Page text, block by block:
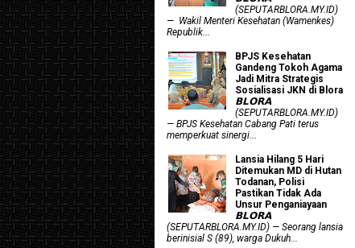
(SEPUTARBLORA.MY.ID)
— Wakil Menteri Kesehatan (Wamenkes)
Republik...
BPJS Kesehatan
Gandeng Tokoh Agama
Jadi Mitra Strategis
Sosialisasi JKN di Blora
𝗕𝗟𝗢𝗥𝗔
(SEPUTARBLORA.MY.ID)
— BPJS Kesehatan Cabang Pati terus
memperkuat sinergi...
Lansia Hilang 5 Hari
Ditemukan MD di Hutan
Todanan, Polisi
Pastikan Tidak Ada
Unsur Penganiayaan
𝗕𝗟𝗢𝗥𝗔
(SEPUTARBLORA.MY.ID) — Seorang lansia
berinisial S (89), warga Dukuh...